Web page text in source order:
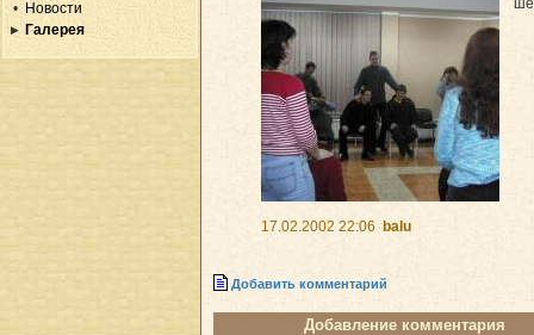
Новости
Галерея
17.02.2002 22:06 balu
Добавить комментарий
Добавление комментария